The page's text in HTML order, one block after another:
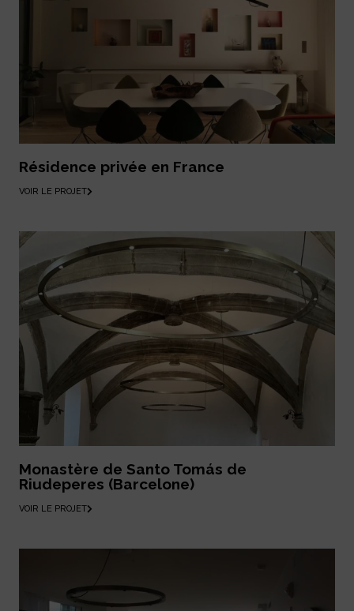
Résidence privée en France
VOIR LE PROJET
Monastère de Santo Tomás de
Riudeperes (Barcelone)
VOIR LE PROJET